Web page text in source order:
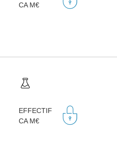
CA M€
EFFECTIF
CA M€